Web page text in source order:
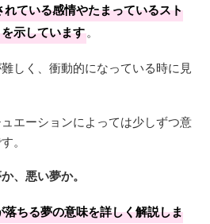
ている感情やたまっているスト
示しています。
しく、衝動的になっている時に見
エーションによっては少しずつ意
。
、悪い夢か。
ちる夢の意味を詳しく解説しま